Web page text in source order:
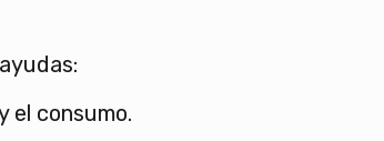
el consumo.